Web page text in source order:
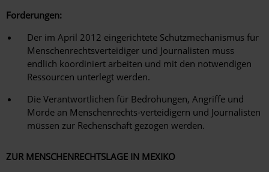
Forderungen:
Der im April 2012 eingerichtete Schutzmechanismus für
Menschenrechtsverteidiger und Journalisten muss
endlich koordiniert arbeiten und mit den notwendigen
Ressourcen unterlegt werden.
Die Verantwortlichen für Bedrohungen, Angriffe und
Morde an Menschenrechts-verteidigern und Journalisten
müssen zur Rechenschaft gezogen werden.
ZUR MENSCHENRECHTSLAGE IN MEXIKO